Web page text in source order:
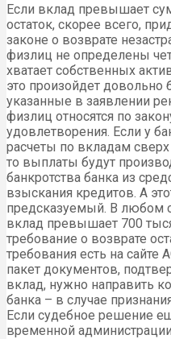
Если вклад превышает
остаток, скорее всего,
законе о возврате
физлиц не определены
хватает собственных
это произойдет довольно
указанные в заявлении
физлиц относятся по
удовлетворения. Если у
расчеты по вкладам
то выплаты будут
банкротства банка из
взыскания кредитов. А
предсказуемый. В любом
вклад превышает 700
требование о возврате
требования есть на сайте
пакет документов,
вклад, нужно направить
банка – в случае
Если судебное решение
временной